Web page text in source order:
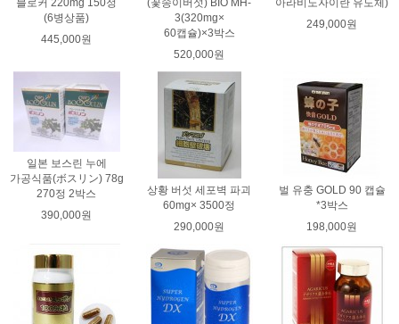
블로커 220mg 150정
(6병상품)
445,000원
(꽃송이버섯) BIO MH-
3(320mg×
60캡슐)×3박스
520,000원
아라비노자이란 유도체)
249,000원
일본 보스린 누에
가공식품(ボスリン) 78g
270정 2박스
390,000원
상황 버섯 세포벽 파괴
60mg× 3500정
290,000원
벌 유충 GOLD 90 캡슐
*3박스
198,000원